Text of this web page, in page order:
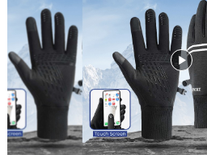
Rincian yang Anda dapatkan untuk
1 x Pasang DAKE Sarung Tangan
Cycling Gloves - D021